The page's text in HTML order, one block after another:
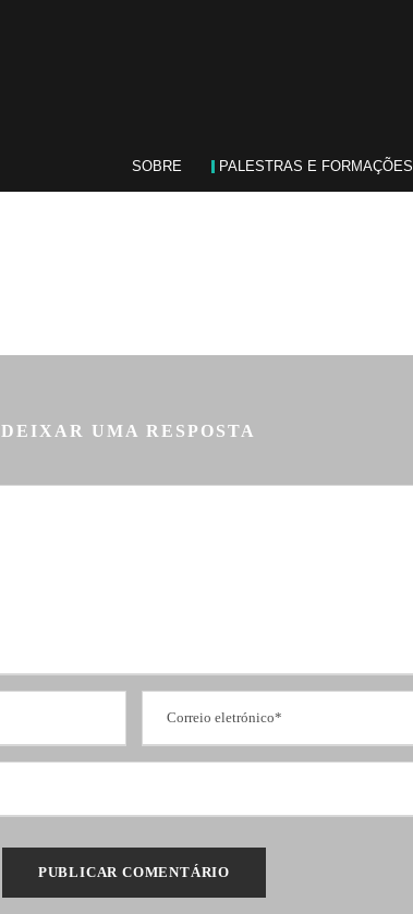
SOBRE PALESTRAS E FORMAÇÕES
DEIXAR UMA RESPOSTA